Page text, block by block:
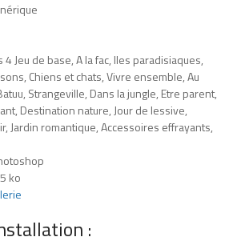
4 Jeu de base, A la fac, Iles paradisiaques,
Chiens et chats, Vivre ensemble, Au
Strangeville, Dans la jungle, Etre parent,
Destination nature, Jour de lessive,
Jardin romantique, Accessoires effrayants,
ko
: